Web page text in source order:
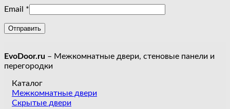
Email *
EvoDoor.ru – Межкомнатные двери, стеновые панели и
перегородки
Каталог
Межкомнатные двери
Скрытые двери